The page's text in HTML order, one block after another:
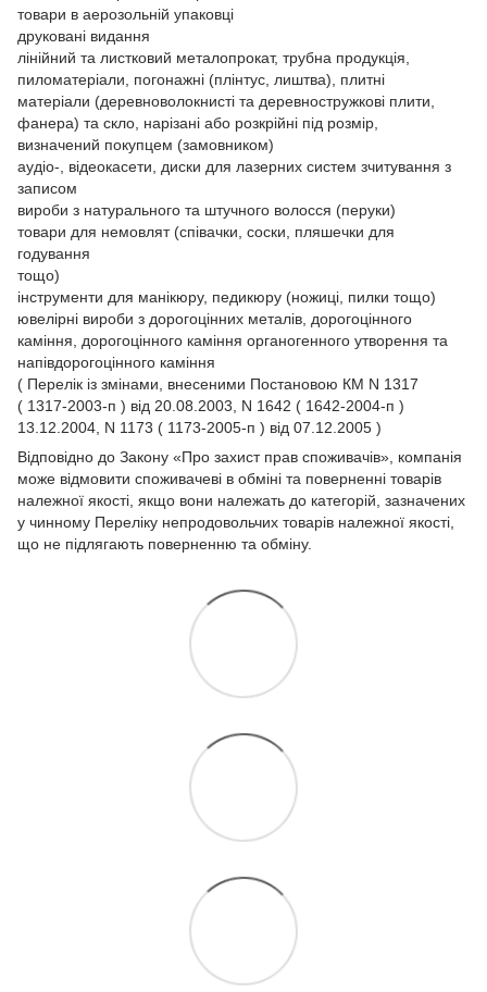
товари в аерозольній упаковці
друковані видання
лінійний та листковий металопрокат, трубна продукція,
пиломатеріали, погонажні (плінтус, лиштва), плитні
матеріали (деревноволокнисті та деревностружкові плити,
фанера) та скло, нарізані або розкрійні під розмір,
визначений покупцем (замовником)
аудіо-, відеокасети, диски для лазерних систем зчитування з
записом
вироби з натурального та штучного волосся (перуки)
товари для немовлят (співачки, соски, пляшечки для
годування
тощо)
інструменти для манікюру, педикюру (ножиці, пилки тощо)
ювелірні вироби з дорогоцінних металів, дорогоцінного
каміння, дорогоцінного каміння органогенного утворення та
напівдорогоцінного каміння
( Перелік із змінами, внесеними Постановою КМ N 1317
( 1317-2003-п ) від 20.08.2003, N 1642 ( 1642-2004-п )
13.12.2004, N 1173 ( 1173-2005-п ) від 07.12.2005 )
Відповідно до Закону «Про захист прав споживачів» , компанія
може відмовити споживачеві в обміні та поверненні товарів
належної якості, якщо вони належать до категорій, зазначених
у чинному Переліку непродовольчих товарів належної якості,
що не підлягають поверненню та обміну.